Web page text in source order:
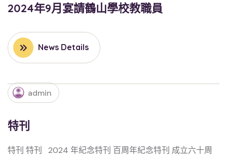
2024年9月宴請鶴山學校教職員
News Details
admin
特刊
特刊 特刊 2024 年紀念特刊 百周年紀念特刊 成立六十周